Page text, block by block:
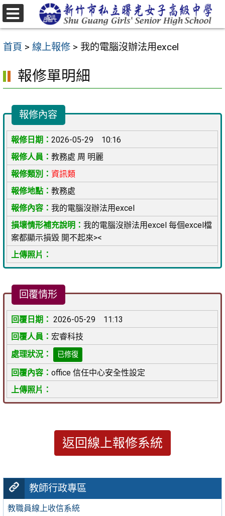
跳
至
要
容
首頁 > 線上報修 > 我的電腦沒辦法用excel
教師行政專區
教職員線上收信系統
報修單明細
報修內容
2026-05-29 10:16
教務處 周 明麗
資訊類
教務處
我的電腦沒辦法用excel
我的電腦沒辦法用excel 每個excel檔
案都顯示損毀 開不起來><
回覆情形
2026-05-29 11:13
宏睿科技
已修復
office 信任中心安全性設定
返回線上報修系統
選
單